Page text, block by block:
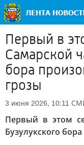
Первый в
Самарской
бора
грозы
3 июня 2026, 10:11
Первый в этом
Бузулукского